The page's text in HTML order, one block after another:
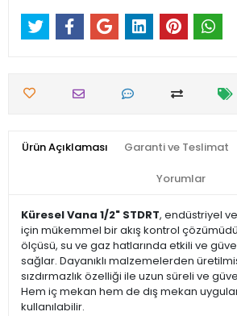
Ürün Açıklaması Garanti ve Teslimat
Yorumlar
Küresel Vana 1/2" STDRT, endüstriyel
için mükemmel bir akış kontrol
ölçüsü, su ve gaz hatlarında etkili ve
sağlar. Dayanıklı malzemelerden
sızdırmazlık özelliği ile uzun süreli ve
Hem iç mekan hem de dış mekan
kullanılabilir.